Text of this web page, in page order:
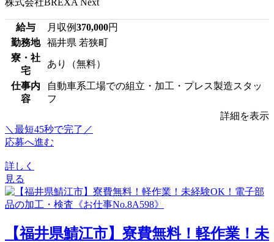
給与 月収例370,000円
勤務地
福井県 若狭町
寮・社
宅
あり（無料）
仕事内
容
自動車系工場での組立・加工・プレス製造スタッ
フ
詳細を表示
＼最短45秒で完了／
応募へ進む
詳しく
見る
【福井県鯖江市】寮費無料！軽作業！未